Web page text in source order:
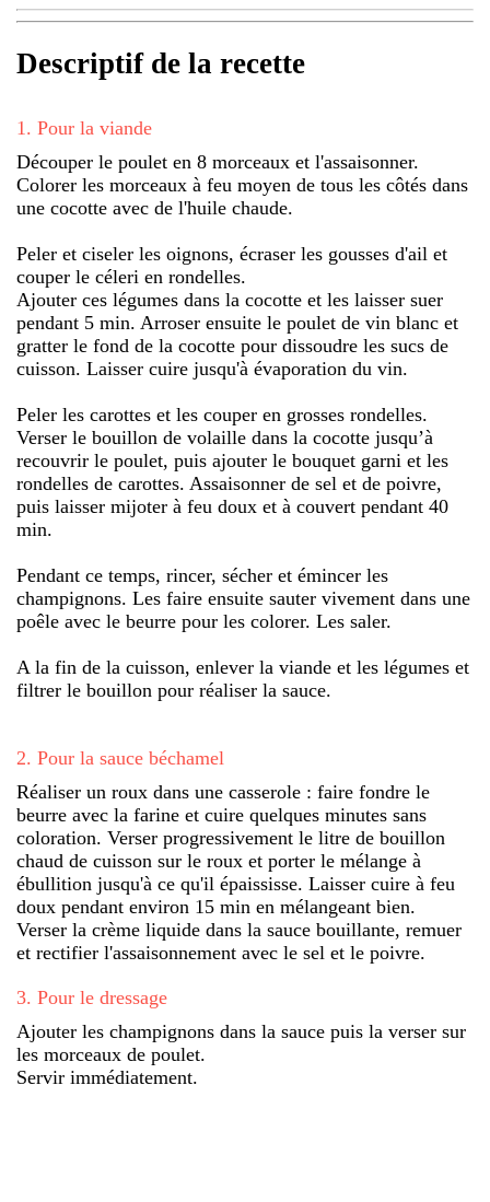
Descriptif de la recette
1 . Pour la viande
Découper le poulet en 8 morceaux et l'assaisonner.
Colorer les morceaux à feu moyen de tous les côtés dans
une cocotte avec de l'huile chaude.
Peler et ciseler les oignons, écraser les gousses d'ail et
couper le céleri en rondelles.
Ajouter ces légumes dans la cocotte et les laisser suer
pendant 5 min. Arroser ensuite le poulet de vin blanc et
gratter le fond de la cocotte pour dissoudre les sucs de
cuisson. Laisser cuire jusqu'à évaporation du vin.
Peler les carottes et les couper en grosses rondelles.
Verser le bouillon de volaille dans la cocotte jusqu’à
recouvrir le poulet, puis ajouter le bouquet garni et les
rondelles de carottes. Assaisonner de sel et de poivre,
puis laisser mijoter à feu doux et à couvert pendant 40
min.
Pendant ce temps, rincer, sécher et émincer les
champignons. Les faire ensuite sauter vivement dans une
poêle avec le beurre pour les colorer. Les saler.
A la fin de la cuisson, enlever la viande et les légumes et
filtrer le bouillon pour réaliser la sauce.
2. Pour la sauce béchamel
Réaliser un roux dans une casserole : faire fondre le
beurre avec la farine et cuire quelques minutes sans
coloration. Verser progressivement le litre de bouillon
chaud de cuisson sur le roux et porter le mélange à
ébullition jusqu'à ce qu'il épaississe. Laisser cuire à feu
doux pendant environ 15 min en mélangeant bien.
Verser la crème liquide dans la sauce bouillante, remuer
et rectifier l'assaisonnement avec le sel et le poivre.
3. Pour le dressage
Ajouter les champignons dans la sauce puis la verser sur
les morceaux de poulet.
Servir immédiatement.